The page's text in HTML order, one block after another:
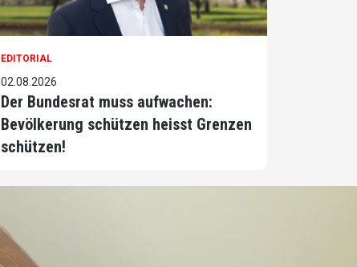
EDITORIAL
02.08.2026
Der Bundesrat muss aufwachen:
Bevölkerung schützen heisst Grenzen
schützen!